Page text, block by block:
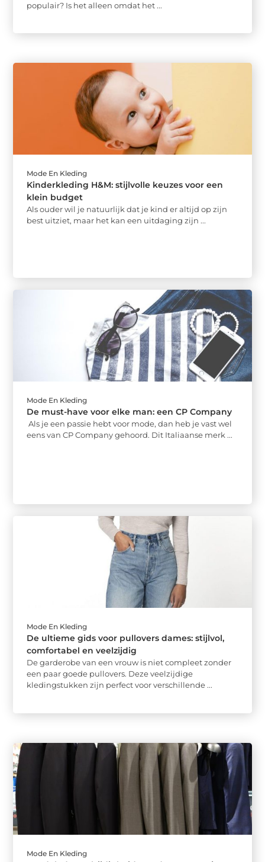
populair? Is het alleen omdat het ...
Mode En Kleding
Kinderkleding H&M: stijlvolle keuzes voor een
klein budget
Als ouder wil je natuurlijk dat je kind er altijd op zijn
best uitziet, maar het kan een uitdaging zijn ...
Mode En Kleding
De must-have voor elke man: een CP Company
Als je een passie hebt voor mode, dan heb je vast wel
eens van CP Company gehoord. Dit Italiaanse merk ...
Mode En Kleding
De ultieme gids voor pullovers dames: stijlvol,
comfortabel en veelzijdig
De garderobe van een vrouw is niet compleet zonder
een paar goede pullovers. Deze veelzijdige
kledingstukken zijn perfect voor verschillende ...
Mode En Kleding